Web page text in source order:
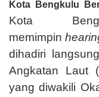
Kota Bengkulu
Kota
memimpin
dihadiri
Angkatan Laut
yang diwakili